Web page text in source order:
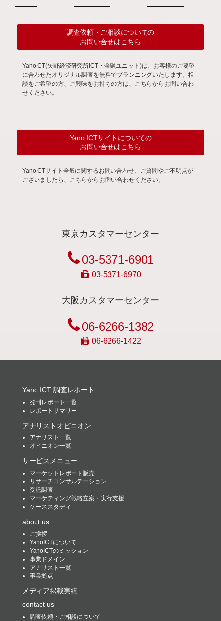
調査依頼・ご相談についての
お問い合せはこちら
YanoICT(矢野経済研究所ICT・金融ユニット)は、お客様のご要望
に合わせたオリジナル調査を無料でプランニングいたします。相
談をご希望の方、ご興味をお持ちの方は、こちらからお問い合わ
せください。
Yano ICTサイトについての
お問い合せはこちら
YanoICTサイト全般に関するお問い合わせ、ご質問やご不明点が
ございましたら、こちらからお問い合わせください。
東京カスタマーセンター
03-5371-6901
03-5371-6970
大阪カスタマーセンター
06-6266-1382
06-6266-1422
Yano ICT 調査レポート
発刊レポート一覧
レポートサマリー
アナリストオピニオン
アナリスト一覧
オピニオン一覧
サービスメニュー
マーケットレポート販売
リサーチコンサルテーション
受託調査
マーケティング戦略立案・実行支援
ケーススタディ
about us
ご挨拶
YanoICTについて
YanoICTのミッション
事業ドメイン
アナリスト一覧
事業拠点
メディア掲載実績
contact us
調査依頼・ご相談について